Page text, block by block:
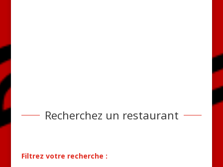
Recherchez un restaurant
Filtrez votre recherche :